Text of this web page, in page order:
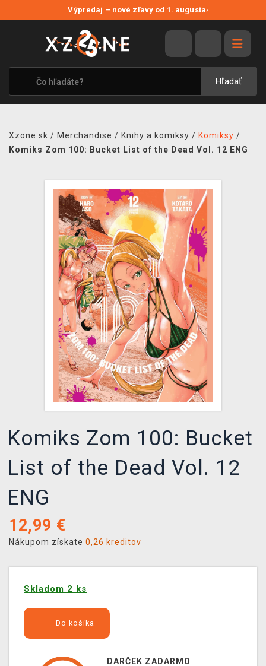
Výpredaj – nové zľavy od 1. augusta›
Hľadať
VÝPREDAJ
VIDEOHRY
XZONE ORIGINALS
TEMATIKY
MERCHANDISE
KONTAKT
DOPRAVA
XZONE KLUB
Xzone.sk / Merchandise / Knihy a komiksy / Komiksy /
Komiks Zom 100: Bucket List of the Dead Vol. 12 ENG
Komiks Zom 100: Bucket
List of the Dead Vol. 12
ENG
12,99 €
Nákupom získate 0,26 kreditov
Skladom 2 ks
Do košíka
DARČEK ZADARMO